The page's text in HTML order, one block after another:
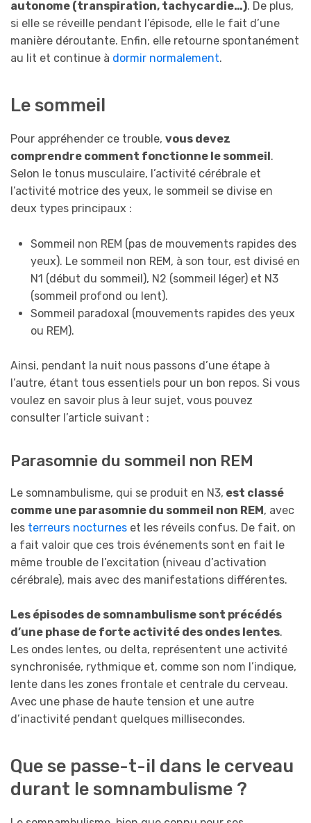
autonome (transpiration, tachycardie…). De plus,
si elle se réveille pendant l’épisode, elle le fait d’une
manière déroutante. Enfin, elle retourne spontanément
au lit et continue à dormir normalement.
Le sommeil
Pour appréhender ce trouble, vous devez
comprendre comment fonctionne le sommeil.
Selon le tonus musculaire, l’activité cérébrale et
l’activité motrice des yeux, le sommeil se divise en
deux types principaux :
Sommeil non REM (pas de mouvements rapides des
yeux). Le sommeil non REM, à son tour, est divisé en
N1 (début du sommeil), N2 (sommeil léger) et N3
(sommeil profond ou lent).
Sommeil paradoxal (mouvements rapides des yeux
ou REM).
Ainsi, pendant la nuit nous passons d’une étape à
l’autre, étant tous essentiels pour un bon repos. Si vous
voulez en savoir plus à leur sujet, vous pouvez
consulter l’article suivant :
Parasomnie du sommeil non REM
Le somnambulisme, qui se produit en N3, est classé
comme une parasomnie du sommeil non REM, avec
les terreurs nocturnes et les réveils confus. De fait, on
a fait valoir que ces trois événements sont en fait le
même trouble de l’excitation (niveau d’activation
cérébrale), mais avec des manifestations différentes.
Les épisodes de somnambulisme sont précédés
d’une phase de forte activité des ondes lentes.
Les ondes lentes, ou delta, représentent une activité
synchronisée, rythmique et, comme son nom l’indique,
lente dans les zones frontale et centrale du cerveau.
Avec une phase de haute tension et une autre
d’inactivité pendant quelques millisecondes.
Que se passe-t-il dans le cerveau
durant le somnambulisme ?